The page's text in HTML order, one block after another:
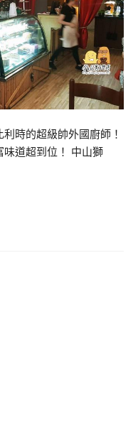
時的超級帥外國廚師！
道超到位！ 中山獅